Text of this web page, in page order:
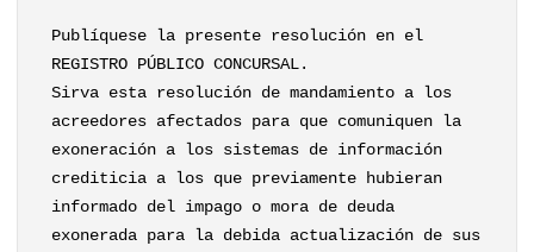
Publíquese la presente resolución en el
REGISTRO PÚBLICO CONCURSAL.
Sirva esta resolución de mandamiento a los
acreedores afectados para que comuniquen la
exoneración a los sistemas de información
crediticia a los que previamente hubieran
informado del impago o mora de deuda
exonerada para la debida actualización de sus